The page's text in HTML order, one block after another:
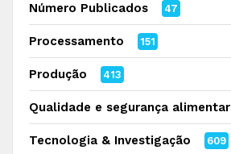
Número Publicados 47
Processamento 151
Produção 413
Qualidade e segurança alimentar
Tecnologia & Investigação 609